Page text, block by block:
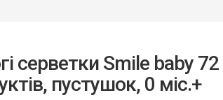
серветки Smile baby
пустушок, 0 міс.+